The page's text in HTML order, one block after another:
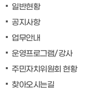
일반현황
공지사항
업무안내
운영프로그램/강사
주민자치위원회 현황
찾아오시는길